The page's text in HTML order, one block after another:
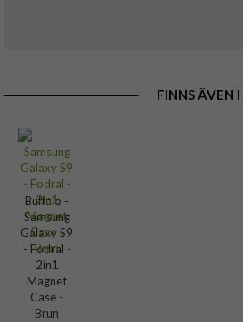
FINNS ÄVEN I
Buffalo -
Samsung
Galaxy S9
- Fodral -
2in1
Magnet
Case -
Brun